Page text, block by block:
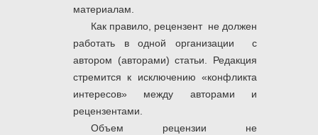
материалам.
Как правило, рецензент не должен
работать в одной организации с
автором (авторами) статьи. Редакция
стремится к исключению «конфликта
интересов» между авторами и
рецензентами.
Объем рецензии не